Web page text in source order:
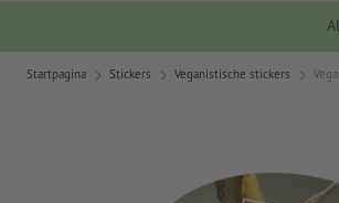
Startpagina Stickers Veganistische stickers